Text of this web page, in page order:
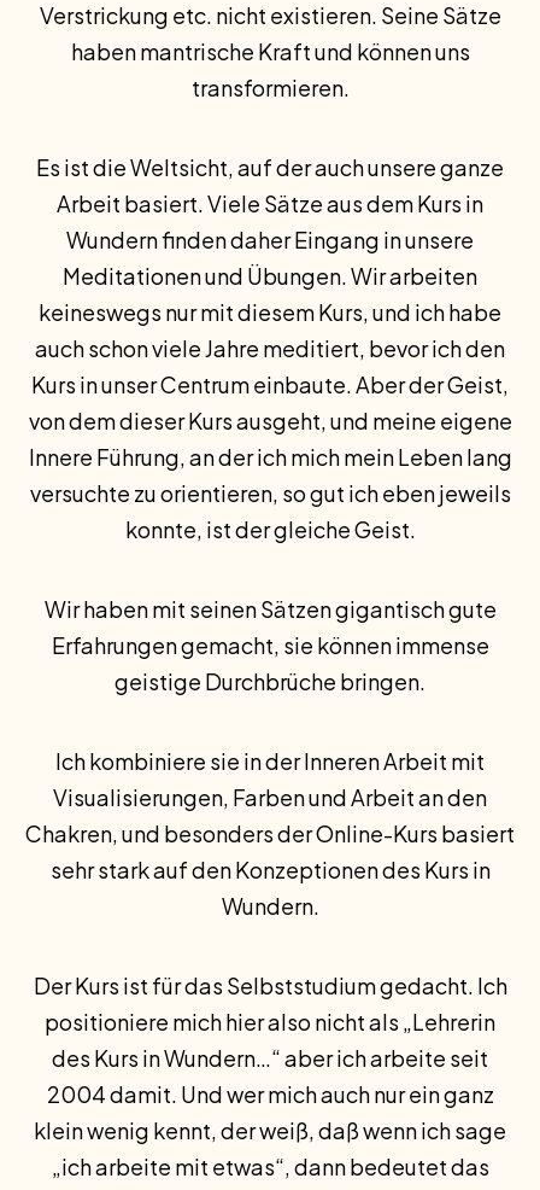
Verstrickung etc. nicht existieren. Seine Sätze
haben mantrische Kraft und können uns
transformieren.
Es ist die Weltsicht, auf der auch unsere ganze
Arbeit basiert. Viele Sätze aus dem Kurs in
Wundern finden daher Eingang in unsere
Meditationen und Übungen. Wir arbeiten
keineswegs nur mit diesem Kurs, und ich habe
auch schon viele Jahre meditiert, bevor ich den
Kurs in unser Centrum einbaute. Aber der Geist,
von dem dieser Kurs ausgeht, und meine eigene
Innere Führung, an der ich mich mein Leben lang
versuchte zu orientieren, so gut ich eben jeweils
konnte, ist der gleiche Geist.
Wir haben mit seinen Sätzen gigantisch gute
Erfahrungen gemacht, sie können immense
geistige Durchbrüche bringen.
Ich kombiniere sie in der Inneren Arbeit mit
Visualisierungen, Farben und Arbeit an den
Chakren, und besonders der Online-Kurs basiert
sehr stark auf den Konzeptionen des Kurs in
Wundern.
Der Kurs ist für das Selbststudium gedacht. Ich
positioniere mich hier also nicht als „Lehrerin
des Kurs in Wundern…“ aber ich arbeite seit
2004 damit. Und wer mich auch nur ein ganz
klein wenig kennt, der weiß, daß wenn ich sage
„ich arbeite mit etwas“, dann bedeutet das